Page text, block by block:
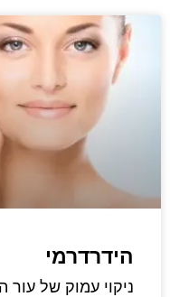
הידרדרמי
ניקוי עמוק של עור